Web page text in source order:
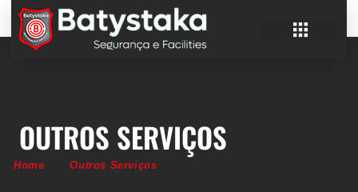
OUTROS SERVIÇOS
Home Outros Serviços